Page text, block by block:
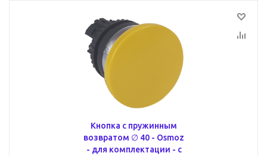
Кнопка с пружинным
возвратом ∅ 40 - Osmoz
- для комплектации - с